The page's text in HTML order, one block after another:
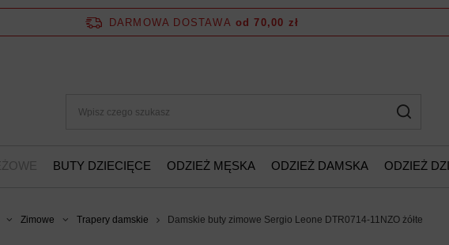
DARMOWA DOSTAWA od 70,00 zł
BUTY DZIECIĘCE ODZIEŻ MĘSKA ODZIEŻ DAMSKA ODZIEŻ
Zimowe Trapery damskie Damskie buty zimowe Sergio Leone DTR0714-11NZO żółte